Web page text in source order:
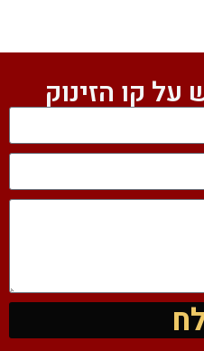
על קו הזינוק